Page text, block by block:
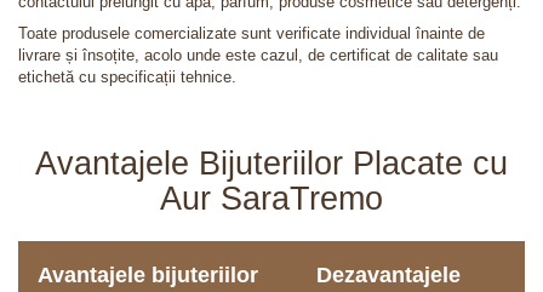
Toate produsele comercializate sunt verificate individual înainte de
livrare și însoțite, acolo unde este cazul, de certificat de calitate sau
etichetă cu specificații tehnice.
Avantajele Bijuteriilor Placate cu
Aur SaraTremo
Avantajele bijuteriilor
Dezavantajele